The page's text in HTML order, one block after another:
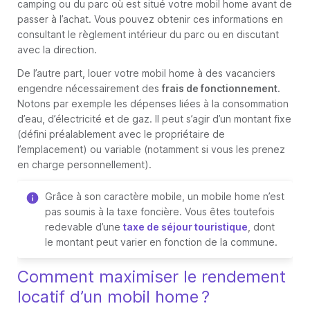
camping ou du parc où est situé votre mobil home avant de
passer à l’achat. Vous pouvez obtenir ces informations en
consultant le règlement intérieur du parc ou en discutant
avec la direction.
De l’autre part, louer votre mobil home à des vacanciers
engendre nécessairement des frais de fonctionnement.
Notons par exemple les dépenses liées à la consommation
d’eau, d’électricité et de gaz. Il peut s’agir d’un montant fixe
(défini préalablement avec le propriétaire de
l’emplacement) ou variable (notamment si vous les prenez
en charge personnellement).
Grâce à son caractère mobile, un mobile home n’est
pas soumis à la taxe foncière. Vous êtes toutefois
redevable d’une taxe de séjour touristique , dont
le montant peut varier en fonction de la commune.
Comment maximiser le rendement
locatif d’un mobil home ?